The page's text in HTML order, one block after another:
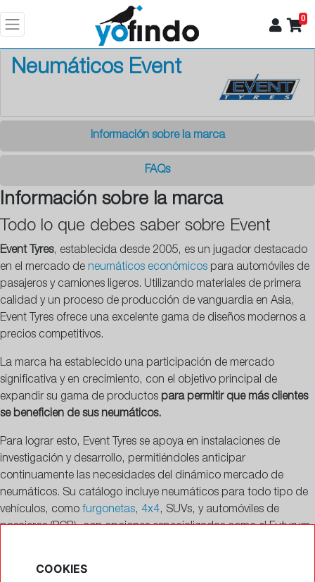
0
Neumáticos Event
Información sobre la marca
FAQs
Información sobre la marca
Todo lo que debes saber sobre Event
Event Tyres, establecida desde 2005, es un jugador destacado
en el mercado de neumáticos económicos para automóviles de
pasajeros y camiones ligeros. Utilizando materiales de primera
calidad y un proceso de producción de vanguardia en Asia,
Event Tyres ofrece una excelente gama de diseños modernos a
precios competitivos.
La marca ha establecido una participación de mercado
significativa y en crecimiento, con el objetivo principal de
expandir su gama de productos para permitir que más clientes
se beneficien de sus neumáticos.
Para lograr esto, Event Tyres se apoya en instalaciones de
investigación y desarrollo, permitiéndoles anticipar
continuamente las necesidades del dinámico mercado de
neumáticos. Su catálogo incluye neumáticos para todo tipo de
vehículos, como furgonetas, 4x4, SUVs, y automóviles de
pasajeros (PCR), con opciones especializadas como el Futurum
COOKIES